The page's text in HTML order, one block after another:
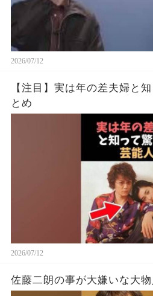
2026/07/12
【注目】実は年の差夫婦と
とめ
2026/07/12
佐藤二朗の事が大嫌いな大